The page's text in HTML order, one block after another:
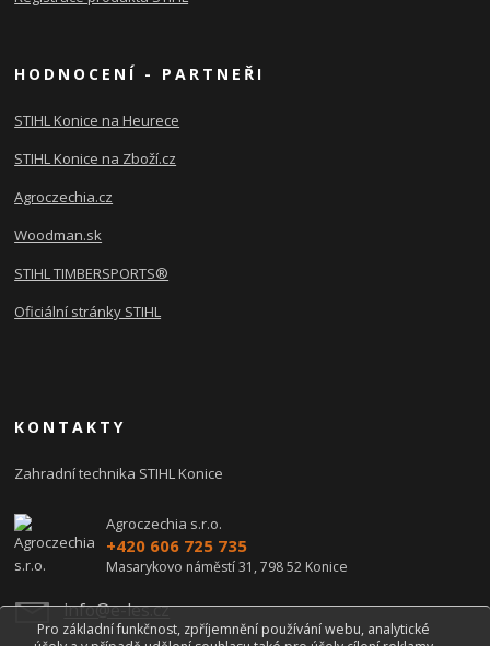
HODNOCENÍ - PARTNEŘI
STIHL Konice na Heurece
STIHL Konice na Zboží.cz
Agroczechia.cz
Woodman.sk
STIHL TIMBERSPORTS®
Oficiální stránky STIHL
KONTAKTY
Zahradní technika STIHL Konice
Agroczechia s.r.o.
+420 606 725 735
Masarykovo náměstí 31, 798 52 Konice
info@e-les.cz
Pro základní funkčnost, zpříjemnění používání webu, analytické